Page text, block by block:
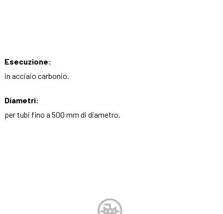
Esecuzione:
in acciaio carbonio.
Diametri:
per tubi fino a 500 mm di diametro.